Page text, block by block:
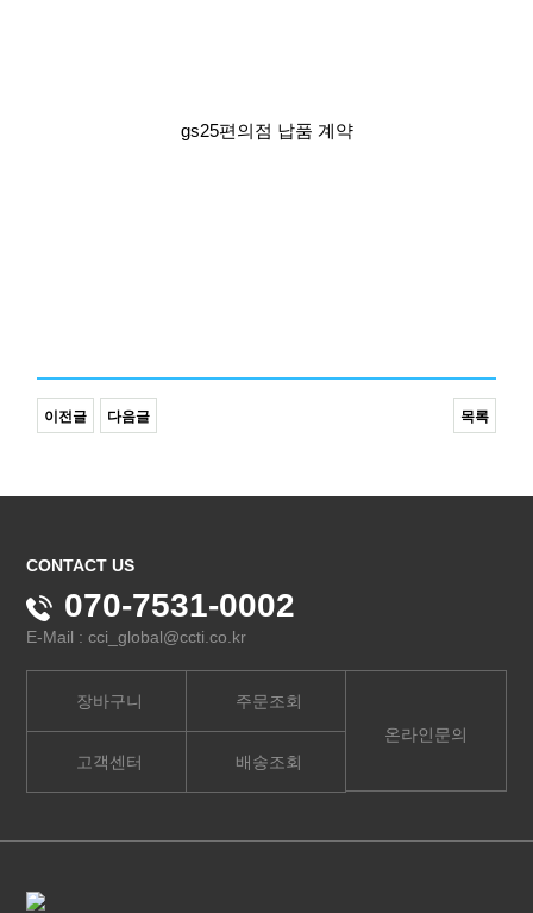
gs25편의점 납품 계약
이전글 다음글 목록
CONTACT US
070-7531-0002
E-Mail : cci_global@ccti.co.kr
장바구니
고객센터
주문조회
배송조회
온라인문의